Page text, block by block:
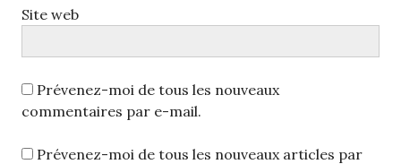
Site web
Prévenez-moi de tous les nouveaux
commentaires par e-mail.
Prévenez-moi de tous les nouveaux articles par